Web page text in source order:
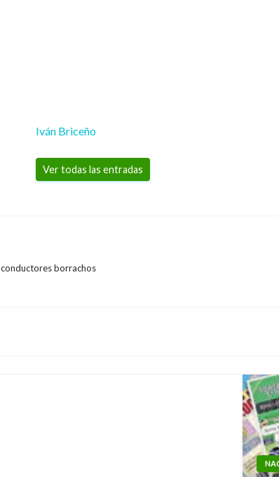
Iván Briceño
Ver todas las entradas
borrachos
Plazas Vega
6, 2011